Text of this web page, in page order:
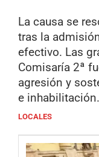
La causa se
tras la
efectivo. Las
Comisaría 2ª
agresión y
e inhabilitación.
LOCALES